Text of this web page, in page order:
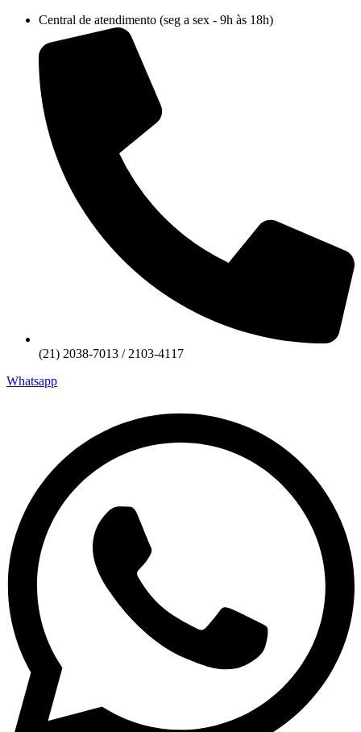
conteúdo
Central de atendimento (seg a sex - 9h às 18h)
(21) 2038-7013 / 2103-4117
Whatsapp